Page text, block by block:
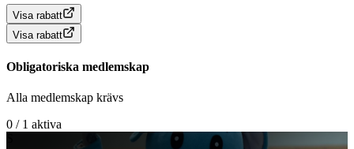
Visa rabatt
Visa rabatt
Obligatoriska medlemskap
Alla medlemskap krävs
0 / 1 aktiva